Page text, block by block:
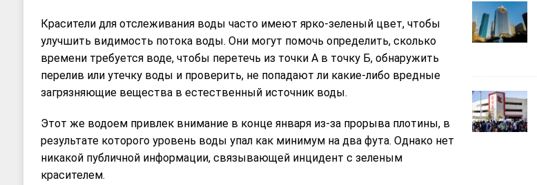
Красители для отслеживания воды часто имеют ярко-зеленый цвет, чтобы
улучшить видимость потока воды. Они могут помочь определить, сколько
времени требуется воде, чтобы перетечь из точки А в точку Б, обнаружить
перелив или утечку воды и проверить, не попадают ли какие-либо вредные
загрязняющие вещества в естественный источник воды.
Этот же водоем привлек внимание в конце января из-за прорыва плотины, в
результате которого уровень воды упал как минимум на два фута. Однако нет
никакой публичной информации, связывающей инцидент с зеленым
красителем.